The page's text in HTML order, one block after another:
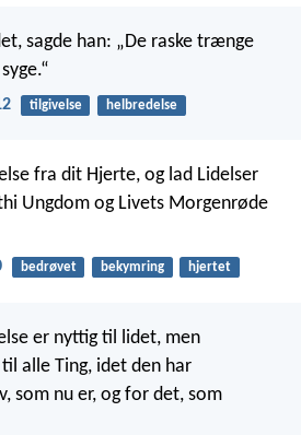
sagde han: „De raske trænge
tilgivelse helbredelse
fra dit Hjerte, og lad Lidelser
Ungdom og Livets Morgenrøde
bedrøvet bekymring hjertet
er nyttig til lidet, men
alle Ting, idet den har
som nu er, og for det, som